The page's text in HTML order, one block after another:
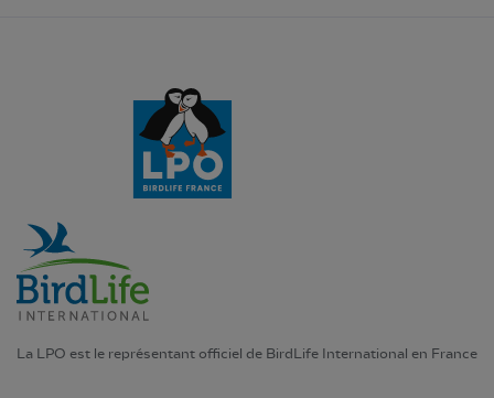
La LPO est le représentant officiel de BirdLife International en France